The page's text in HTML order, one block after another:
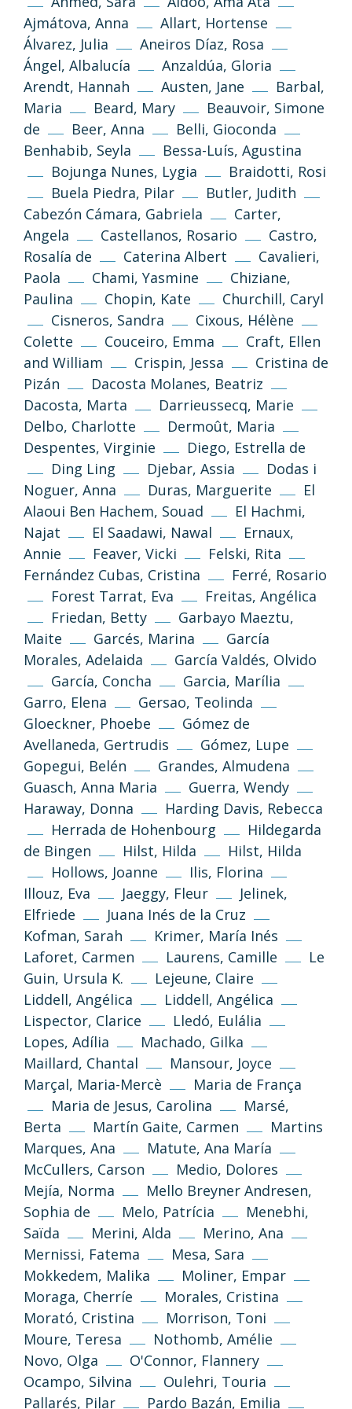
Ajmátova, Anna
Allart, Hortense
Álvarez, Julia
Aneiros Díaz, Rosa
Ángel, Albalucía
Anzaldúa, Gloria
Arendt, Hannah
Austen, Jane
Barbal,
Maria
Beard, Mary
Beauvoir, Simone
de
Beer, Anna
Belli, Gioconda
Benhabib, Seyla
Bessa-Luís, Agustina
Bojunga Nunes, Lygia
Braidotti, Rosi
Buela Piedra, Pilar
Butler, Judith
Cabezón Cámara, Gabriela
Carter,
Angela
Castellanos, Rosario
Castro,
Rosalía de
Caterina Albert
Cavalieri,
Paola
Chami, Yasmine
Chiziane,
Paulina
Chopin, Kate
Churchill, Caryl
Cisneros, Sandra
Cixous, Hélène
Colette
Couceiro, Emma
Craft, Ellen
and William
Crispin, Jessa
Cristina de
Pizán
Dacosta Molanes, Beatriz
Dacosta, Marta
Darrieussecq, Marie
Delbo, Charlotte
Dermoût, Maria
Despentes, Virginie
Diego, Estrella de
Ding Ling
Djebar, Assia
Dodas i
Noguer, Anna
Duras, Marguerite
El
Alaoui Ben Hachem, Souad
El Hachmi,
Najat
El Saadawi, Nawal
Ernaux,
Annie
Feaver, Vicki
Felski, Rita
Fernández Cubas, Cristina
Ferré, Rosario
Forest Tarrat, Eva
Freitas, Angélica
Friedan, Betty
Garbayo Maeztu,
Maite
Garcés, Marina
García
Morales, Adelaida
García Valdés, Olvido
García, Concha
Garcia, Marília
Garro, Elena
Gersao, Teolinda
Gloeckner, Phoebe
Gómez de
Avellaneda, Gertrudis
Gómez, Lupe
Gopegui, Belén
Grandes, Almudena
Guasch, Anna Maria
Guerra, Wendy
Haraway, Donna
Harding Davis, Rebecca
Herrada de Hohenbourg
Hildegarda
de Bingen
Hilst, Hilda
Hilst, Hilda
Hollows, Joanne
Ilis, Florina
Illouz, Eva
Jaeggy, Fleur
Jelinek,
Elfriede
Juana Inés de la Cruz
Kofman, Sarah
Krimer, María Inés
Laforet, Carmen
Laurens, Camille
Le
Guin, Ursula K.
Lejeune, Claire
Liddell, Angélica
Liddell, Angélica
Lispector, Clarice
Lledó, Eulália
Lopes, Adília
Machado, Gilka
Maillard, Chantal
Mansour, Joyce
Marçal, Maria-Mercè
Maria de França
Maria de Jesus, Carolina
Marsé,
Berta
Martín Gaite, Carmen
Martins
Marques, Ana
Matute, Ana María
McCullers, Carson
Medio, Dolores
Mejía, Norma
Mello Breyner Andresen,
Sophia de
Melo, Patrícia
Menebhi,
Saïda
Merini, Alda
Merino, Ana
Mernissi, Fatema
Mesa, Sara
Mokkedem, Malika
Moliner, Empar
Moraga, Cherríe
Morales, Cristina
Morató, Cristina
Morrison, Toni
Moure, Teresa
Nothomb, Amélie
Novo, Olga
O'Connor, Flannery
Ocampo, Silvina
Oulehri, Touria
Pallarés, Pilar
Pardo Bazán, Emilia
(CC-BY-NC-SA 3.0)
Volver arriba
Si no se indica lo contrario, los textos,
imágenes y diseño de esta web se publican
bajo licencia Creative Common 3.0 de
Reconocimiento-NoComercial-
CompartirIgual
Información y normas
Política de privacidad Aviso legal